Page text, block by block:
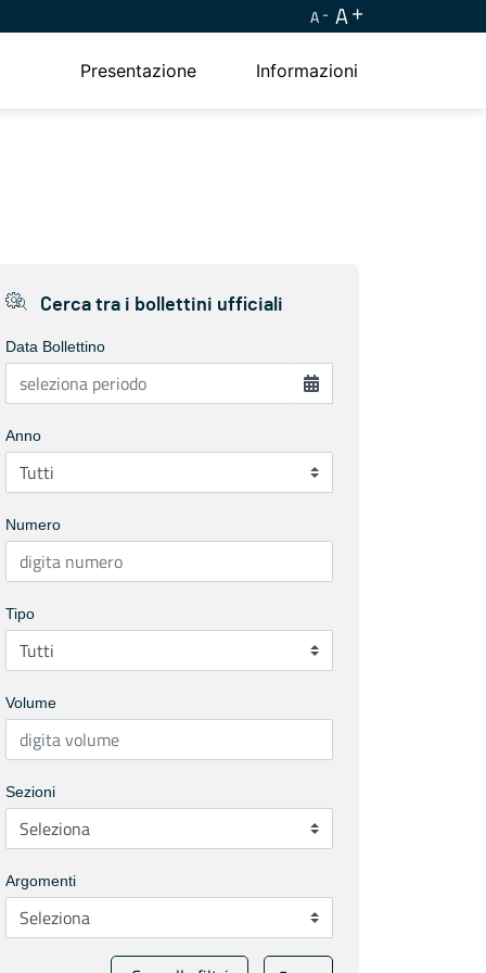
A A
Presentazione Informazioni
Cerca tra i bollettini ufficiali
Data Bollettino
Anno
Numero
Tipo
Volume
Sezioni
Argomenti